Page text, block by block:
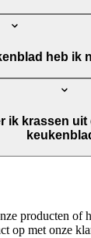
heb ik
ik krassen
producten of
op met onze